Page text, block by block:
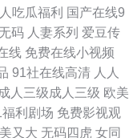
日 大香蕉东京热一本道
伊人97 福利姬网站AV
在线 九二午夜影院 久
吃瓜福利 国产在线9
码 人妻系列 爱豆传
线 免费在线小视频
91社在线高清 人人
成人三级成人三级 欧美
福利剧场 免费影视观
又大 无码四虎 女同